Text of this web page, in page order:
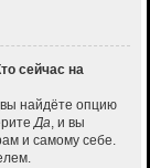
сейчас на
найдёте опцию
Да, и вы
и самому себе.